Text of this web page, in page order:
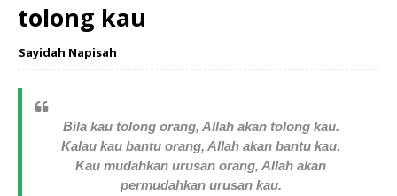
tolong kau
Sayidah Napisah
Bila kau tolong orang, Allah akan tolong kau.
Kalau kau bantu orang, Allah akan bantu kau.
Kau mudahkan urusan orang, Allah akan
permudahkan urusan kau.